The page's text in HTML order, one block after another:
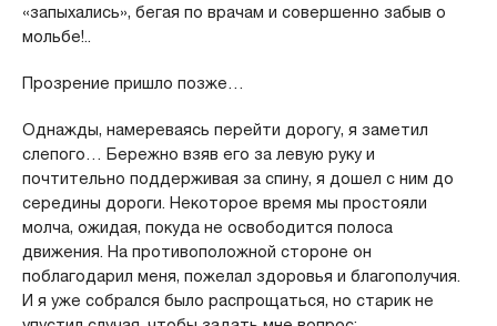
«запыхались», бегая по врачам и совершенно забыв о
мольбе!..
Прозрение пришло позже…
Однажды, намереваясь перейти дорогу, я заметил
слепого… Бережно взяв его за левую руку и
почтительно поддерживая за спину, я дошел с ним до
середины дороги. Некоторое время мы простояли
молча, ожидая, покуда не освободится полоса
движения. На противоположной стороне он
поблагодарил меня, пожелал здоровья и благополучия.
И я уже собрался было распрощаться, но старик не